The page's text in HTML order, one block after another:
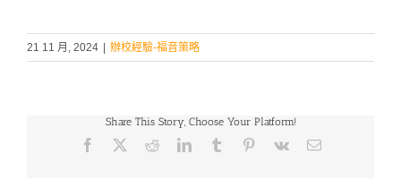
21 11 月, 2024 辦校經驗-福音策略
Share This Story, Choose Your Platform!
Facebook RedditLinkedInTumblr Pinterest
Vk Email: